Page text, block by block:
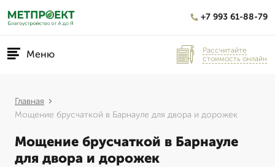
+7 993 61-88-79
Меню
Рассчитайте
стоимость онлайн
Главная
Мощение брусчаткой в Барнауле для двора и дорожек
Мощение брусчаткой в Барнауле
для двора и дорожек